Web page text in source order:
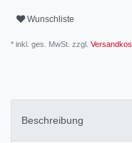
Wunschliste
* inkl. ges. MwSt. zzgl.
Beschreibung